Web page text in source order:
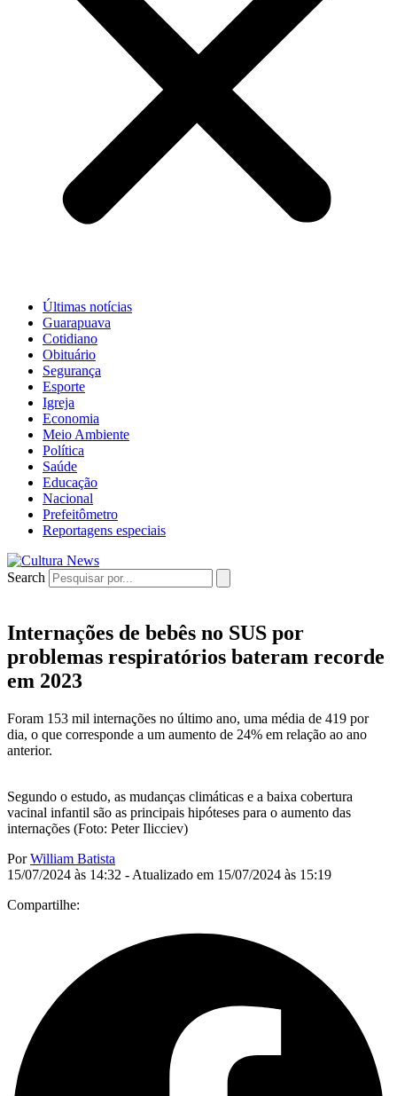
Últimas notícias
Guarapuava
Cotidiano
Obituário
Segurança
Esporte
Igreja
Economia
Meio Ambiente
Política
Saúde
Educação
Nacional
Prefeitômetro
Reportagens especiais
Search
Internações de bebês no SUS por
problemas respiratórios bateram recorde
em 2023
Foram 153 mil internações no último ano, uma média de 419 por
dia, o que corresponde a um aumento de 24% em relação ao ano
anterior.
Segundo o estudo, as mudanças climáticas e a baixa cobertura
vacinal infantil são as principais hipóteses para o aumento das
internações (Foto: Peter Ilicciev)
PorWilliam Batista
15/07/2024 às 14:32 - Atualizado em 15/07/2024 às 15:19
Compartilhe: